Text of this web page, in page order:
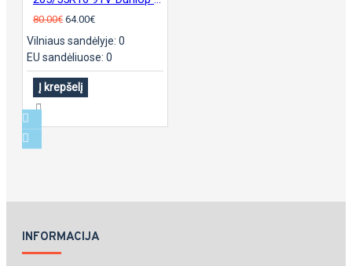
80.00€ 64.00€
Vilniaus sandėlyje: 0
EU sandėliuose: 0
Į krepšelį
INFORMACIJA